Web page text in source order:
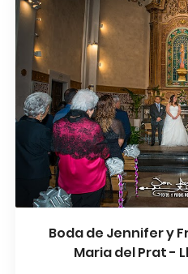
Boda de Jennifer y
Maria del Prat -